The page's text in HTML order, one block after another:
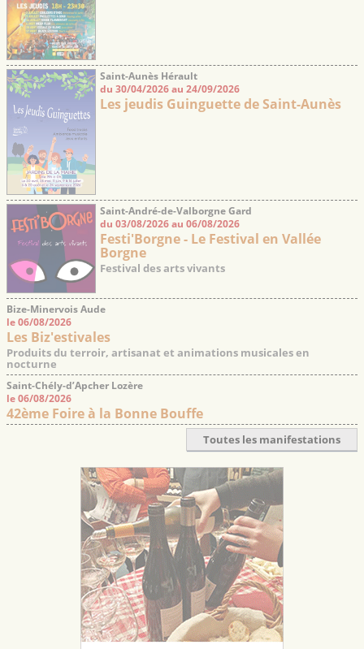
Saint-Aunès Hérault
du 30/04/2026 au 24/09/2026
Les jeudis Guinguette de Saint-Aunès
Saint-André-de-Valborgne Gard
du 03/08/2026 au 06/08/2026
Festi'Borgne - Le Festival en Vallée
Borgne
Festival des arts vivants
Bize-Minervois Aude
le 06/08/2026
Les Biz'estivales
Produits du terroir, artisanat et animations musicales en
nocturne
Saint-Chély-d’Apcher Lozère
le 06/08/2026
42ème Foire à la Bonne Bouffe
Toutes les manifestations